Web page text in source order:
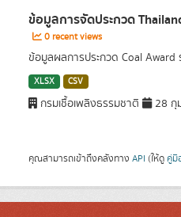
ข้อมูลการจัดประกวด
0 recent views
ข้อมูลผลการประกวด Coal Award
XLSX CSV
กรมเชื้อเพลิงธรรมชาติ 28 กุ
คุณสามารถเข้าถึงคลังทาง API (ให้ดู คู่มื